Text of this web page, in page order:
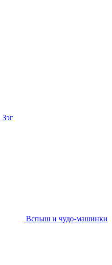
Зэг
Вспыш и чудо-машинки